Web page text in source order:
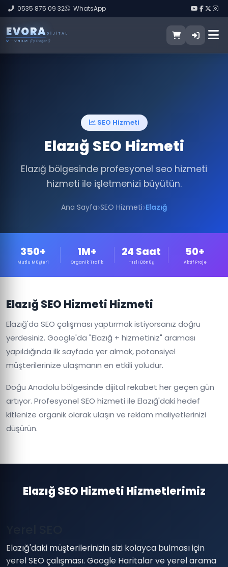
0535 875 09 32 WhatsApp
EVORA DIJITAL
V — Value (İş Değeri)
SEO Hizmeti
Elazığ SEO Hizmeti
Elazığ bölgesinde profesyonel seo hizmeti
hizmeti ile işletmenizi büyütün.
Ana Sayfa SEO Hizmeti Elazığ
350+
Mutlu Müşteri
1M+
Organik Trafik
24 Saat
Hızlı Dönüş
50+
Aktif Proje
Elazığ SEO Hizmeti Hizmeti
Elazığ'da SEO çalışması yaptırmak istiyorsanız doğru
yerdesiniz. Google'da "Elazığ + hizmetiniz" araması
yapıldığında ilk sayfada yer almak, potansiyel
müşterilerinize ulaşmanın en etkili yoludur.
Doğu Anadolu bölgesinde dijital rekabet her geçen gün
artıyor. Profesyonel SEO hizmeti ile Elazığ'daki hedef
kitlenize organik olarak ulaşın ve reklam maliyetlerinizi
düşürün.
Elazığ SEO Hizmeti Hizmetlerimiz
Elazığ'daki müşterilerinizin sizi kolayca bulması için
yerel SEO çalışması. Google Haritalar ve yerel arama